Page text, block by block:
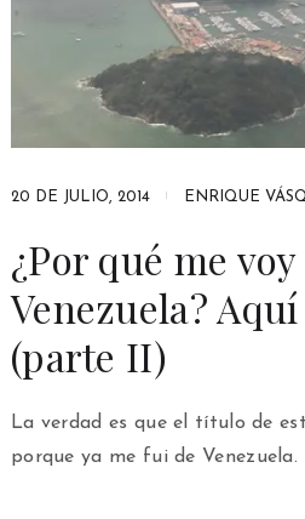
20 DE JULIO, 2014 ENRIQUE
¿Por qué me voy
Venezuela?
(parte II)
La verdad es que el título de
porque ya me fui de Venezuela.